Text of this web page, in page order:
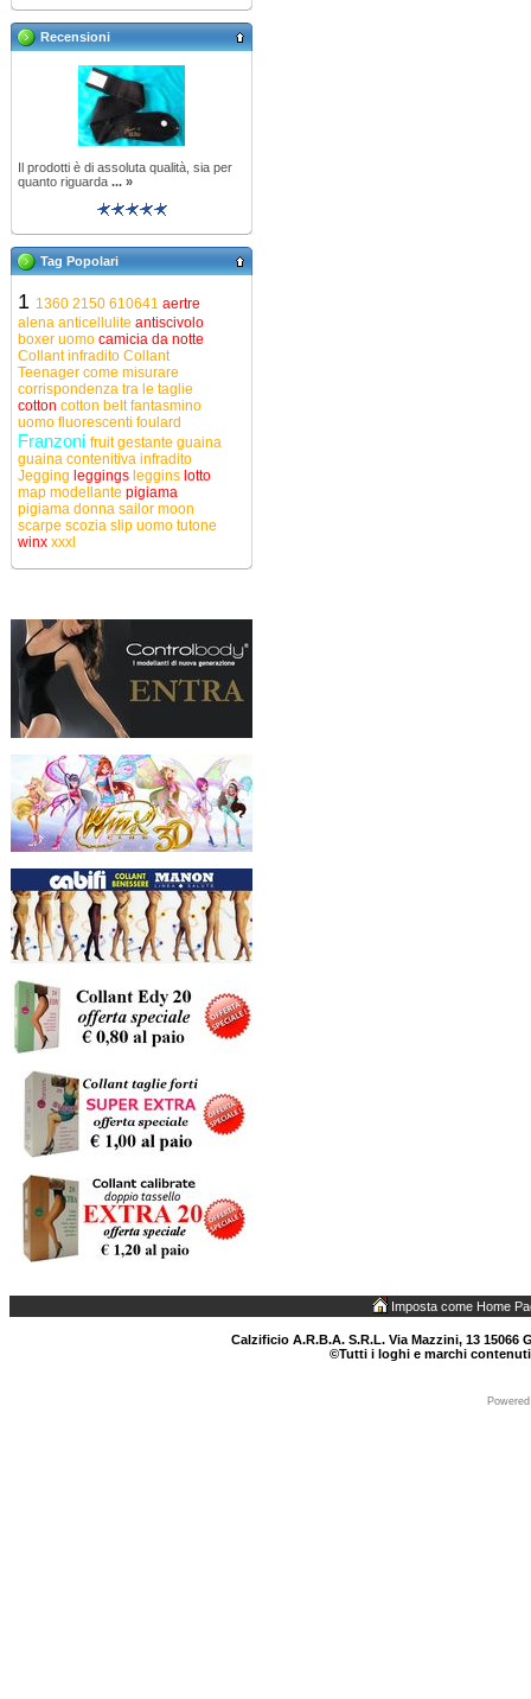
Recensioni
Il prodotti è di assoluta qualità, sia per
quanto riguarda ... »
Tag Popolari
1 1360 2150 610641 aertre
alena anticellulite antiscivolo
boxer uomo camicia da notte
Collant infradito Collant
Teenager come misurare
corrispondenza tra le taglie
cotton cotton beltfantasmino
uomo fluorescenti foulard
Franzoni fruitgestante guaina
guaina contenitiva infradito
Jegging leggings leggins lotto
map modellante pigiama
pigiama donna sailor moon
scarpe scozia slip uomo tutone
winx xxxl
Imposta come Home
Calzificio A.R.B.A. S.R.L. Via Mazzini, 13 15066
©Tutti i loghi e marchi